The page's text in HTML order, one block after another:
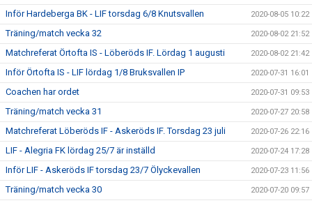
Inför Hardeberga BK - LIF torsdag 6/8 Knutsvallen 2020-08-05 10:22
Träning/match vecka 32 2020-08-02 21:52
Matchreferat Örtofta IS - Löberöds IF. Lördag 1 augusti 2020-08-02 21:42
Inför Örtofta IS - LIF lördag 1/8 Bruksvallen IP 2020-07-31 16:01
Coachen har ordet 2020-07-31 09:53
Träning/match vecka 31 2020-07-27 20:58
Matchreferat Löberöds IF - Askeröds IF. Torsdag 23 juli 2020-07-26 22:16
LIF - Alegria FK lördag 25/7 är inställd 2020-07-24 17:28
Inför LIF - Askeröds IF torsdag 23/7 Ölyckevallen 2020-07-23 11:56
Träning/match vecka 30 2020-07-20 09:57